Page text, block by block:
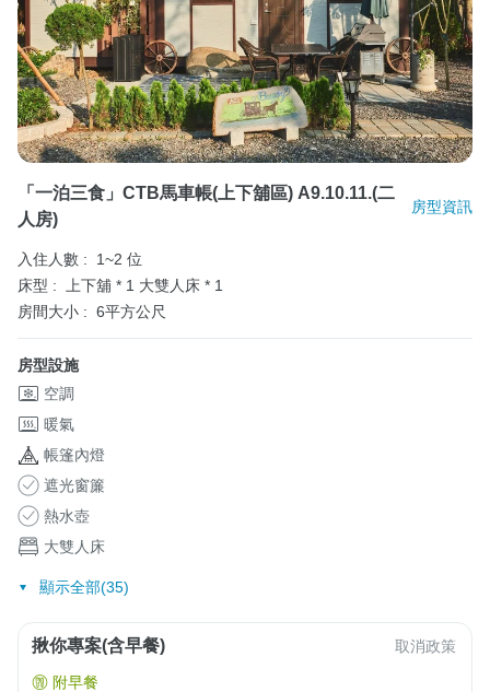
「一泊三食」CTB馬車帳(上下舖區) A9.10.11.(二
人房)
房型資訊
入住人數 :
1~2 位
床型 : 上下舖 * 1 大雙人床 * 1
房間大小 : 6平方公尺
房型設施
空調
暖氣
帳篷內燈
遮光窗簾
熱水壺
大雙人床
顯示全部(35)
揪你專案(含早餐) 取消政策
附早餐